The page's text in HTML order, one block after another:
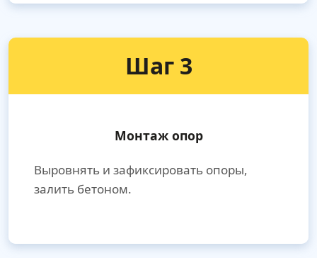
Шаг 3
Монтаж опор
Выровнять и зафиксировать опоры,
залить бетоном.